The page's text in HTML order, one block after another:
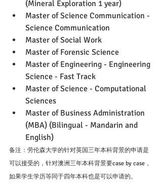
(Mineral Exploration 1 year)
Master of Science Communication -
Science Communication
Master of Social Work
Master of Forensic Science
Master of Engineering - Engineering
Science - Fast Track
Master of Science - Computational
Sciences
Master of Business Administration
(MBA) (Bilingual - Mandarin and
English)
备注：劳伦森大学的针对英国三年本科背景的申请是
可以接受的，针对澳洲三年本科背景要case by case，
如果学生学历等同于四年本科也是可以申请的。